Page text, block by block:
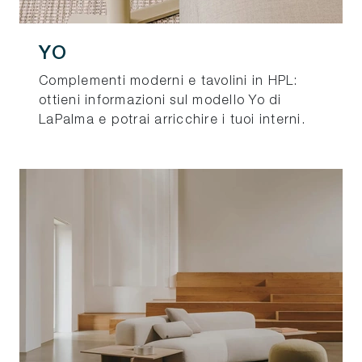
YO
Complementi moderni e tavolini in HPL:
ottieni informazioni sul modello Yo di
LaPalma e potrai arricchire i tuoi interni.